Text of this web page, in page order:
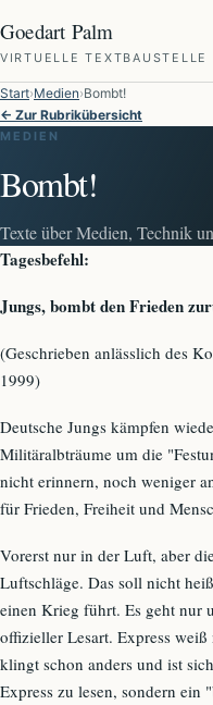
Goedart Palm
VIRTUELLE TEXTBAUSTELLE
Start Medien Bombt!
← Zur Rubrikübersicht
MEDIEN
Bombt!
Texte über Medien, Technik
Tagesbefehl:
Jungs, bombt den Frieden
(Geschrieben anlässlich des
1999)
Deutsche Jungs kämpfen
Militäralbträume um die
nicht erinnern, noch weniger
für Frieden, Freiheit und
Vorerst nur in der Luft, aber
Luftschläge. Das soll nicht
einen Krieg führt. Es geht nur
offizieller Lesart. Express
klingt schon anders und ist
Express zu lesen, sondern ein